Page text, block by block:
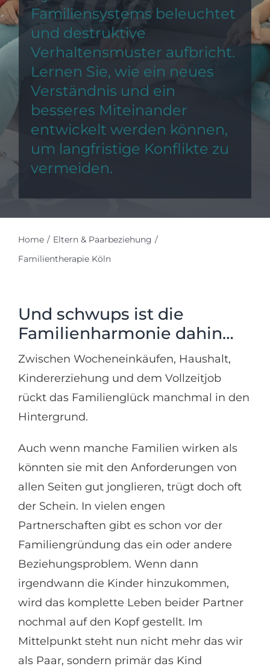
Familiensystems beleuchtet
und destruktive
Verhaltensmuster aufbricht.
Lernen Sie, wie ein neues
Verständnis und ein
besseres Miteinander
entwickelt werden können,
um langfristige Konflikte zu
vermeiden.
Home
Eltern & Paarbeziehung
Familientherapie Köln
Und schwups ist die
Familienharmonie dahin…
Zwischen Wocheneinkäufen, Haushalt,
Kindererziehung und dem Vollzeitjob
rückt das Familienglück manchmal in den
Hintergrund.
Auch wenn manche Familien wirken als
könnten sie mit den Anforderungen von
allen Seiten gut jonglieren, trügt doch oft
der Schein. In vielen engen
Partnerschaften gibt es schon vor der
Familiengründung das ein oder andere
Beziehungsproblem. Wenn dann
irgendwann die Kinder hinzukommen,
wird das komplette Leben beider Partner
nochmal auf den Kopf gestellt. Im
Mittelpunkt steht nun nicht mehr das wir
als Paar, sondern primär das Kind